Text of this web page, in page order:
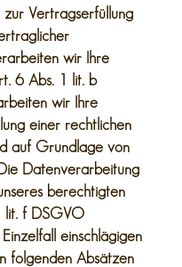
Vertragserfüllung
wir Ihre
6 Abs. 1 lit. b
wir Ihre
einer rechtlichen
auf Grundlage von
Datenverarbeitung
berechtigten
lit. f DSGVO
einschlägigen
folgenden Absätzen